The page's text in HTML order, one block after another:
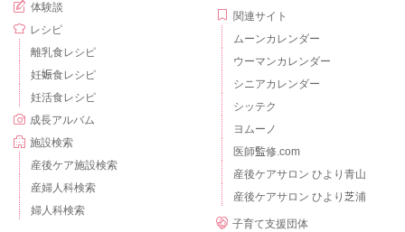
体験談
レシピ
離乳食レシピ
妊娠食レシピ
妊活食レシピ
成長アルバム
施設検索
産後ケア施設検索
産婦人科検索
婦人科検索
関連サイト
ムーンカレンダー
ウーマンカレンダー
シニアカレンダー
シッテク
ヨムーノ
医師監修.com
産後ケアサロン ひより青山
産後ケアサロン ひより芝浦
子育て支援団体